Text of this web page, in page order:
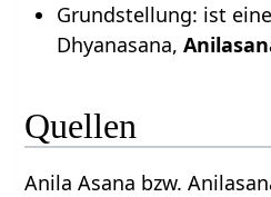
Grundstellung: ist
Dhyanasana,
Quellen
Anila Asana bzw.